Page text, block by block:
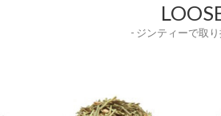
- ジンティーで取